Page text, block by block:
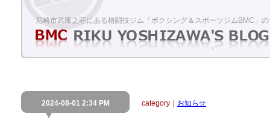
尼崎市武庫之荘にある格闘技ジム「ボクシング＆スポーツジムBMC」
2024-08-01 2:34 PM category｜ お知らせ